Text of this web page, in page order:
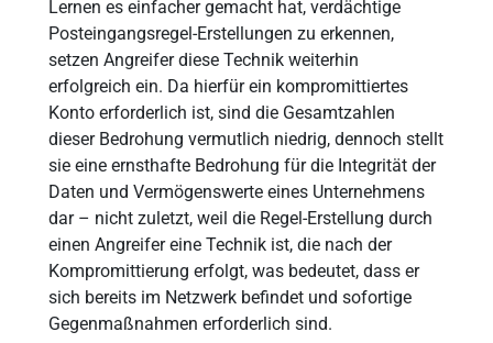
Lernen es einfacher gemacht hat, verdächtige
Posteingangsregel-Erstellungen zu erkennen,
setzen Angreifer diese Technik weiterhin
erfolgreich ein. Da hierfür ein kompromittiertes
Konto erforderlich ist, sind die Gesamtzahlen
dieser Bedrohung vermutlich niedrig, dennoch stellt
sie eine ernsthafte Bedrohung für die Integrität der
Daten und Vermögenswerte eines Unternehmens
dar – nicht zuletzt, weil die Regel-Erstellung durch
einen Angreifer eine Technik ist, die nach der
Kompromittierung erfolgt, was bedeutet, dass er
sich bereits im Netzwerk befindet und sofortige
Gegenmaßnahmen erforderlich sind.